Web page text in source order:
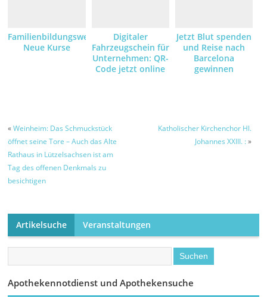
Familienbildungswerk:
Neue Kurse
Digitaler
Fahrzeugschein für
Unternehmen: QR-
Code jetzt online
Jetzt Blut spenden
und Reise nach
Barcelona
gewinnen
«Weinheim: Das Schmuckstück
öffnet seine Tore – Auch das Alte
Rathaus in Lützelsachsen ist am
Tag des offenen Denkmals zu
besichtigen
Katholischer Kirchenchor Hl.
Johannes XXIII. :»
Artikelsuche Veranstaltungen
Apothekennotdienst und Apothekensuche